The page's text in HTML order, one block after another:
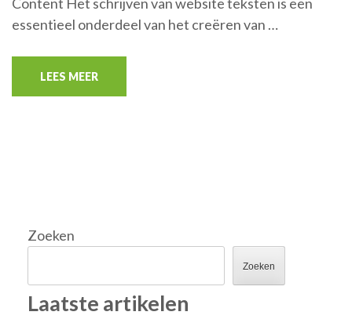
essentieel onderdeel van het creëren van …
LEES MEER
Zoeken
Zoeken
Laatste artikelen